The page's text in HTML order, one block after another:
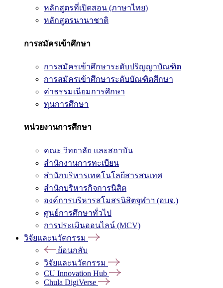
หลักสูตรที่เปิดสอน (ภาษาไทย)
หลักสูตรนานาชาติ
การสมัครเข้าศึกษา
การสมัครเข้าศึกษาระดับปริญญาบัณฑิต
การสมัครเข้าศึกษาระดับบัณฑิตศึกษา
ค่าธรรมเนียมการศึกษา
ทุนการศึกษา
หน่วยงานการศึกษา
คณะ วิทยาลัย และสถาบัน
สำนักงานการทะเบียน
สำนักบริหารเทคโนโลยีสารสนเทศ
สำนักบริหารกิจการนิสิต
องค์การบริหารสโมสรนิสิตจุฬาฯ (อบจ.)
ศูนย์การศึกษาทั่วไป
การประเมินออนไลน์ (MCV)
วิจัยและนวัตกรรม
ย้อนกลับ
วิจัยและนวัตกรรม
CU Innovation Hub
Chula DigiVerse